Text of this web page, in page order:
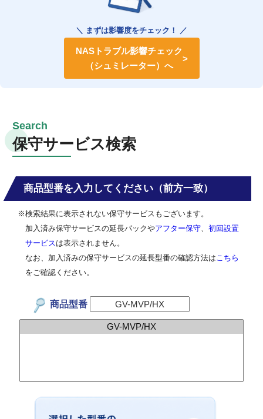
＼ まずは影響度をチェック！ ／
NASトラブル影響チェック
（シュミレーター）へ
保守サービス検索
商品型番を入力してください（前方一致）
※検索結果に表示されない保守サービスもございます。
加入済み保守サービスの延長パックやアフター保守
初回設置
サービス は表示されません。
なお、加入済みの保守サービスの延長型番の確認方法は こちら
をご確認ください。
商品型番